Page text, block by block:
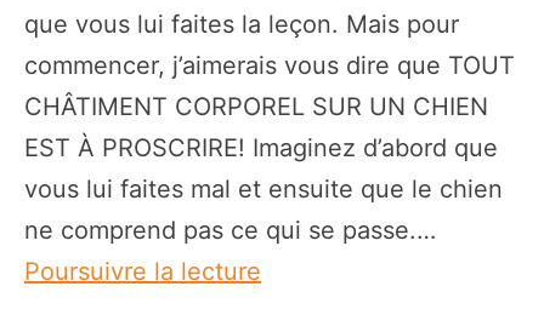
que vous lui faites la leçon. Mais pour
commencer, j’aimerais vous dire que TOUT
CHÂTIMENT CORPOREL SUR UN CHIEN
EST À PROSCRIRE! Imaginez d’abord que
vous lui faites mal et ensuite que le chien
ne comprend pas ce qui se passe.…
Poursuivre la lecture